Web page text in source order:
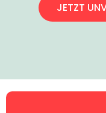
JETZT